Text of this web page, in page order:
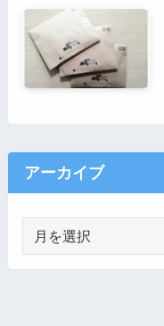
アーカイブ